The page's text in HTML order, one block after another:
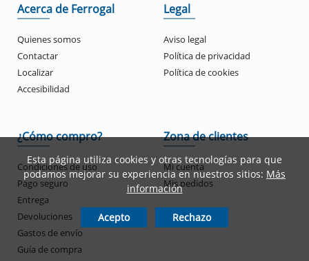
Acerca de Ferrogal
Quienes somos
Contactar
Localizar
Accesibilidad
Legal
Aviso legal
Política de privacidad
Política de cookies
¿Cómo compro?
Condiciones de uso
Pago seguro
Entrega
Devoluciones
Gastos de envío
Guía de compra
Zona de clientes
Mi cuenta
Mis pedidos
Esta página utiliza cookies y otras tecnologías para que
podamos mejorar su experiencia en nuestros sitios: Más
información
Acepto Rechazo